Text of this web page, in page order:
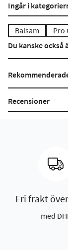
Ingår i
Balsam Pro
Du kanske också
Recensioner
Fri frakt
med